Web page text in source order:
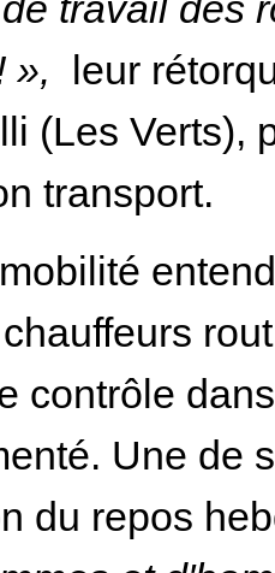
», leur
(Les Verts),
transport.
contrôle
Une de
du repos